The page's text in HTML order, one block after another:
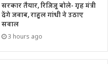
सरकार तैयार, रिजिजू बोले- गृह मंत्री
देंगे जवाब, राहुल गांधी ने उठाए
सवाल
3 hours ago